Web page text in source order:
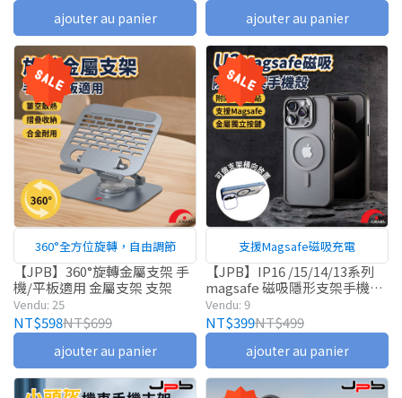
ajouter au panier ajouter au panier
360°全方位旋轉，自由調節
【JPB】360°旋轉金屬支架 手
機/平板適用 金屬支架 支架
Vendu: 25
NT$598NT$699
ajouter au panier
支援Magsafe磁吸充電
【JPB】IP16 /15/14/13系列
magsafe 磁吸隱形支架手機殼
支架 手機殼 i16
Vendu: 9
NT$399NT$499
ajouter au panier